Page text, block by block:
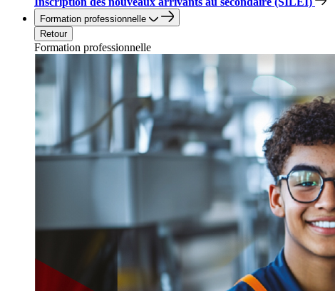
Formation professionnelle
Retour
Formation professionnelle